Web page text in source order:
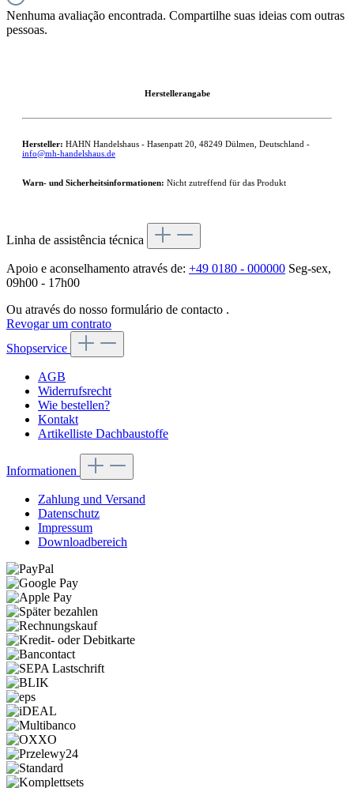
Nenhuma avaliação encontrada. Compartilhe suas ideias com outras
pessoas.
Herstellerangabe
Hersteller: HAHN Handelshaus - Hasenpatt 20, 48249 Dülmen, Deutschland -
info@mh-handelshaus.de
Warn- und Sicherheitsinformationen: Nicht zutreffend für das Produkt
Linha de assistência técnica
Apoio e aconselhamento através de: +49 0180 - 000000 Seg-sex,
09h00 - 17h00
Ou através do nosso formulário de contacto .
Revogar um contrato
Shopservice
AGB
Widerrufsrecht
Wie bestellen?
Kontakt
Artikelliste Dachbaustoffe
Informationen
Zahlung und Versand
Datenschutz
Impressum
Downloadbereich